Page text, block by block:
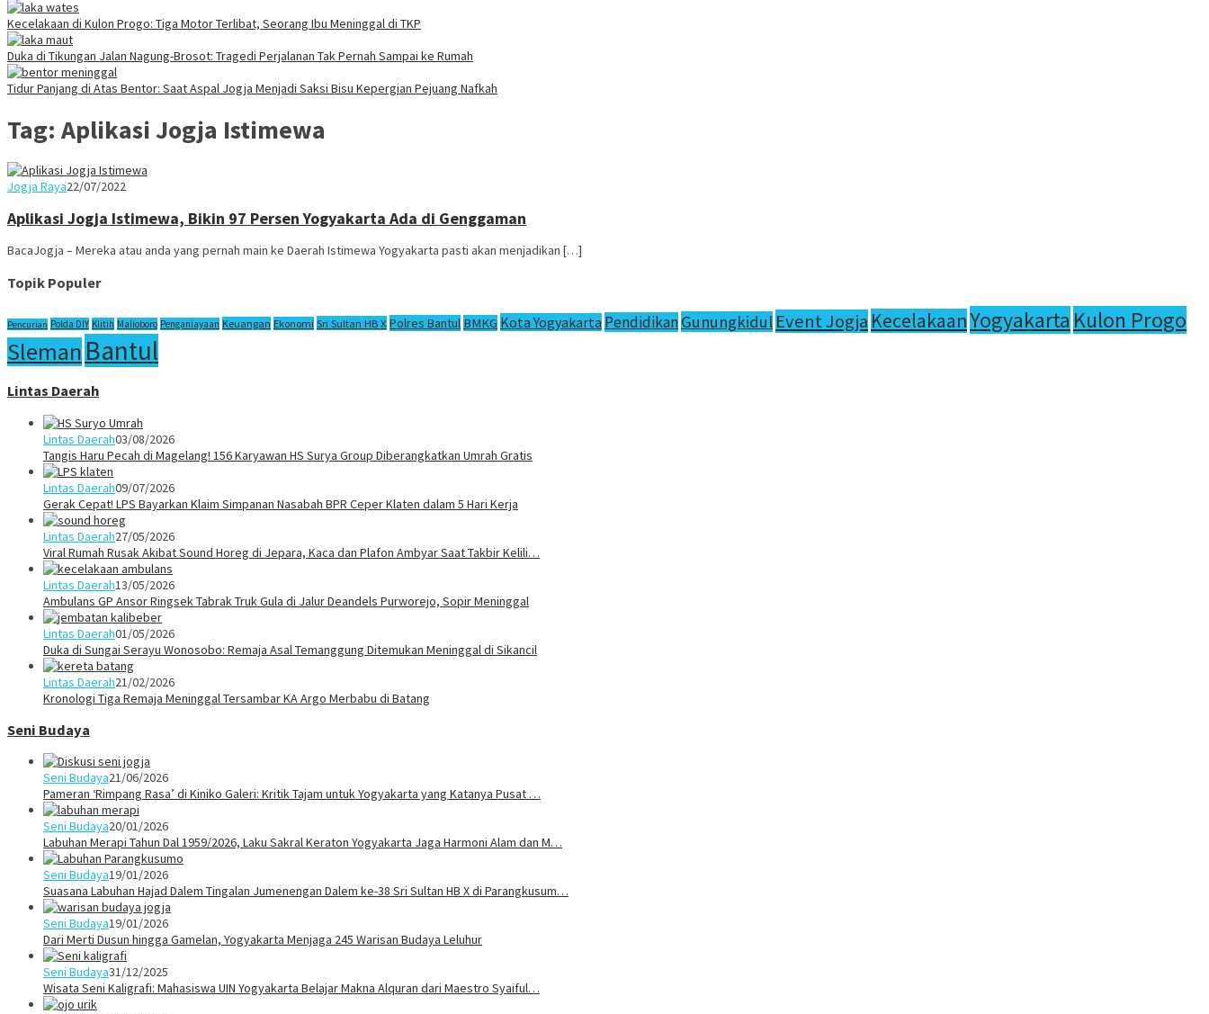
Kecelakaan di Kulon Progo: Tiga Motor Terlibat, Seorang Ibu Meninggal di TKP
Duka di Tikungan Jalan Nagung-Brosot: Tragedi Perjalanan Tak Pernah Sampai ke Rumah
Tidur Panjang di Atas Bentor: Saat Aspal Jogja Menjadi Saksi Bisu Kepergian Pejuang Nafkah
Tag: Aplikasi Jogja Istimewa
Jogja RayaJuno
22/07/2022
Aplikasi Jogja Istimewa, Bikin 97 Persen Yogyakarta Ada di Genggaman
BacaJogja – Mereka atau anda yang pernah main ke Daerah Istimewa Yogyakarta pasti akan menjadikan […]
Topik Populer
Pencurian Polda DIY Klitih Malioboro Penganiayaan Keuangan Ekonomi Sri Sultan HB X Polres Bantul BMKG Kota Yogyakarta PendidikanGunungkidul Event Jogja KecelakaanYogyakarta Kulon Progo
Sleman Bantul
Lintas Daerah
Lintas Daerah03/08/2026
Tangis Haru Pecah di Magelang! 156 Karyawan HS Surya Group Diberangkatkan Umrah Gratis
Lintas Daerah09/07/2026
Gerak Cepat! LPS Bayarkan Klaim Simpanan Nasabah BPR Ceper Klaten dalam 5 Hari Kerja
Lintas Daerah27/05/2026
Viral Rumah Rusak Akibat Sound Horeg di Jepara, Kaca dan Plafon Ambyar Saat Takbir Kelili…
Lintas Daerah13/05/2026
Ambulans GP Ansor Ringsek Tabrak Truk Gula di Jalur Deandels Purworejo, Sopir Meninggal
Lintas Daerah01/05/2026
Duka di Sungai Serayu Wonosobo: Remaja Asal Temanggung Ditemukan Meninggal di Sikancil
Lintas Daerah21/02/2026
Kronologi Tiga Remaja Meninggal Tersambar KA Argo Merbabu di Batang
Seni Budaya
Seni Budaya21/06/2026
Pameran ‘Rimpang Rasa’ di Kiniko Galeri: Kritik Tajam untuk Yogyakarta yang Katanya Pusat …
Seni Budaya20/01/2026
Labuhan Merapi Tahun Dal 1959/2026, Laku Sakral Keraton Yogyakarta Jaga Harmoni Alam dan M…
Seni Budaya19/01/2026
Suasana Labuhan Hajad Dalem Tingalan Jumenengan Dalem ke-38 Sri Sultan HB X di Parangkusum…
Seni Budaya19/01/2026
Dari Merti Dusun hingga Gamelan, Yogyakarta Menjaga 245 Warisan Budaya Leluhur
Seni Budaya31/12/2025
Wisata Seni Kaligrafi: Mahasiswa UIN Yogyakarta Belajar Makna Alquran dari Maestro Syaiful…